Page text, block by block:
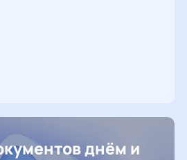
днём и